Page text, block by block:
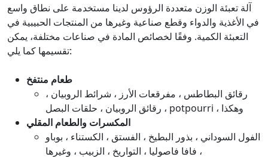
آلة تعبئة الوزن متعددة الرؤوس لدينا مستخدمة على نطاق واسع
في الأغذية والدواء وقطع صناعية وغيرها من المنتجات الحبيبية في
التعبئة الكمية. وفقًا لخصائص المادة في صناعات مختلفة، يمكن
تقسيمها كما يلي:
طعام منتفخ
رقائق البطاطس ، مفرقعات الأرز ، شرائط الروبيان ،
رقائق الروبيان ، حلقات البصل ، potpourri ، وهكذا
المكسرات والطعام المقلي
الفول السوداني ، بذور البطيخ ، الفستق ، الكستناء ، بوباو
، فافا فاصوليا ، التواريخ ، الزبيب ، وغيرها